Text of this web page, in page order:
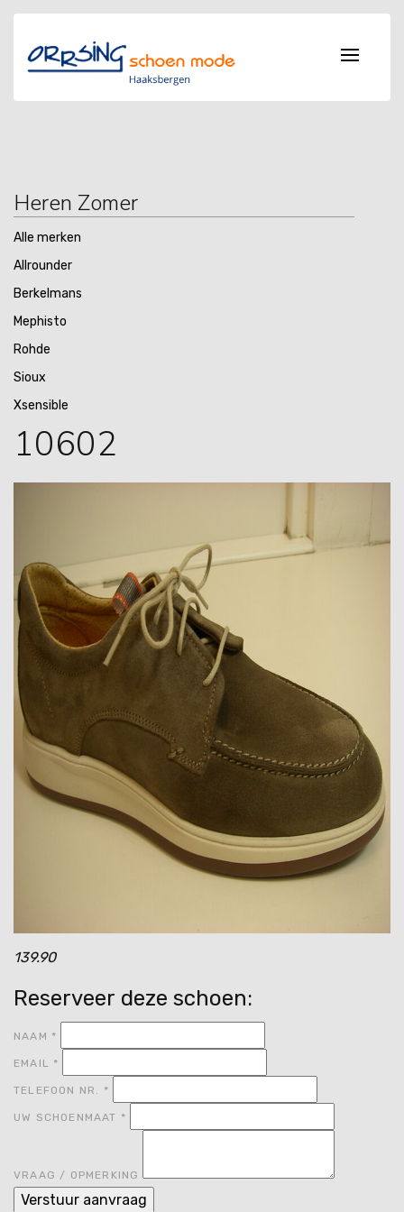
Heren Zomer
Alle merken
Allrounder
Berkelmans
Mephisto
Rohde
Sioux
Xsensible
10602
139.90
Reserveer deze schoen:
NAAM *
EMAIL *
TELEFOON NR. *
UW SCHOENMAAT *
VRAAG / OPMERKING